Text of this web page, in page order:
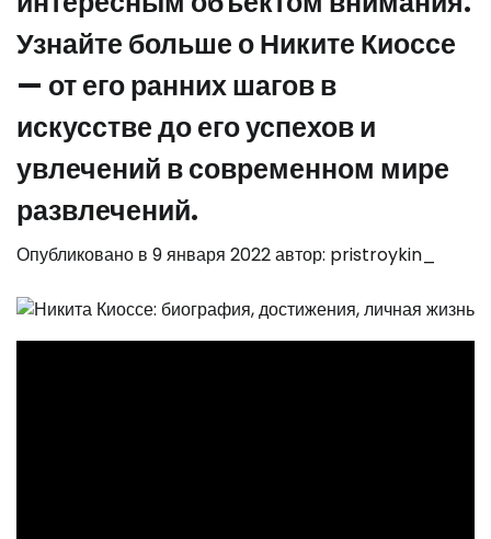
Узнайте больше о Никите Киоссе
— от его ранних шагов в
искусстве до его успехов и
увлечений в современном мире
развлечений.
Опубликовано в 9 января 2022автор: pristroykin_